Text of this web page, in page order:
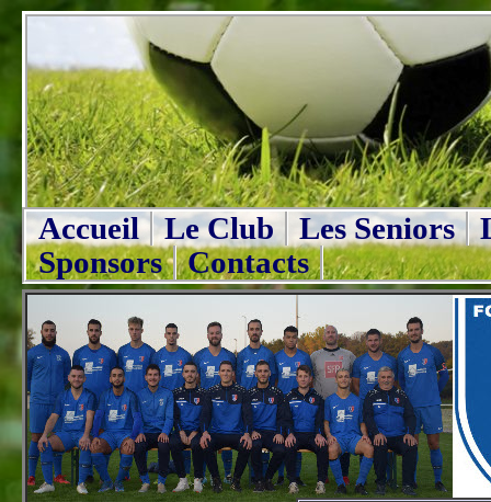
Accueil Le Club Les Seniors
Sponsors
Contacts